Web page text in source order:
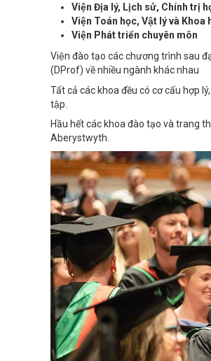
Viện Địa lý, Lịch sử, Chính trị
Viện Toán học, Vật lý và Khoa
Viện Phát triển chuyên môn
Viện đào tạo các chương trình sau
(DProf) về nhiều ngành khác nhau
Tất cả các khoa đều có cơ cấu hợp
tập.
Hầu hết các khoa đào tạo và trang
Aberystwyth.